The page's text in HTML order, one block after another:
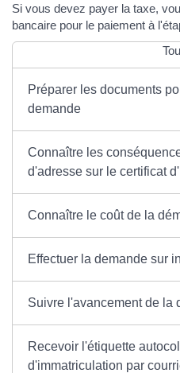
Si vous devez payer la taxe,
bancaire pour le paiement à
Préparer les documents
demande
Connaître les
d'adresse sur le certificat
Connaître le coût de la
Effectuer la demande sur
Suivre l'avancement de la
Recevoir l'étiquette
d'immatriculation par